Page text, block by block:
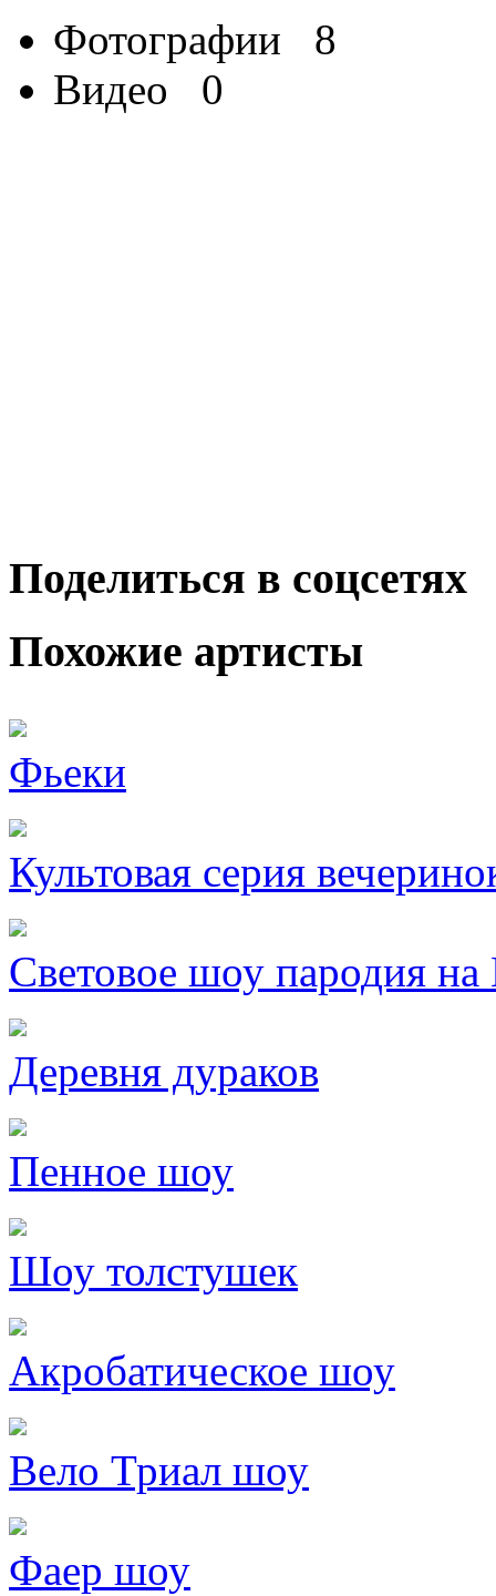
Фотографии 8
Видео 0
Поделиться в соцсетях
Похожие артисты
Фьеки
Культовая серия
Световое шоу пародия на
Деревня дураков
Пенное шоу
Шоу толстушек
Акробатическое шоу
Вело Триал шоу
Фаер шоу